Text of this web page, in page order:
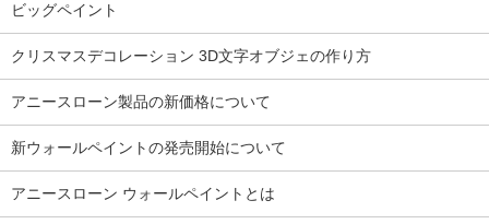
ビッグペイント
クリスマスデコレーション 3D文字オブジェの作り方
アニースローン製品の新価格について
新ウォールペイントの発売開始について
アニースローン ウォールペイントとは